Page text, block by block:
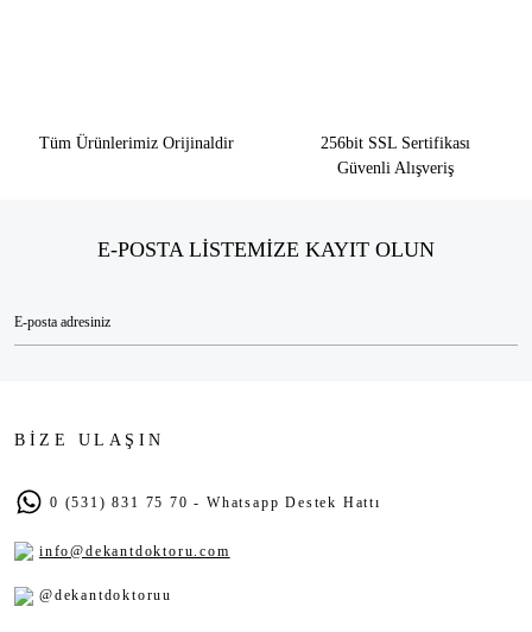
Tüm Ürünlerimiz Orijinaldir
256bit SSL Sertifikası
Güvenli Alışveriş
E-POSTA LİSTEMİZE KAYIT OLUN
BİZE ULAŞIN
0 (531) 831 75 70 - Whatsapp Destek Hattı
info@dekantdoktoru.com
@dekantdoktoruu